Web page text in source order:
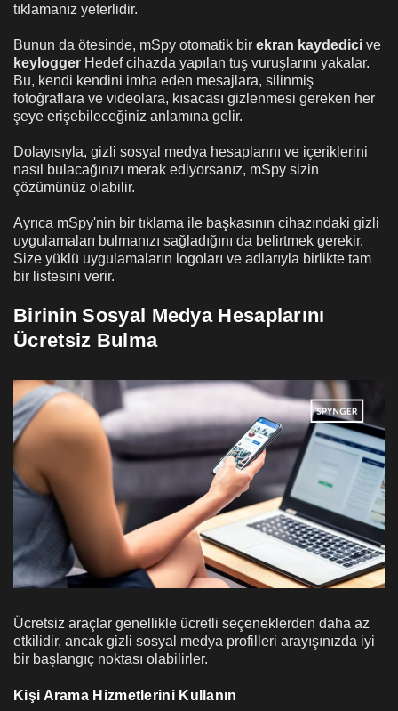
tıklamanız yeterlidir.
Bunun da ötesinde, mSpy otomatik bir ekran kaydedici ve
keylogger Hedef cihazda yapılan tuş vuruşlarını yakalar.
Bu, kendi kendini imha eden mesajlara, silinmiş
fotoğraflara ve videolara, kısacası gizlenmesi gereken her
şeye erişebileceğiniz anlamına gelir.
Dolayısıyla, gizli sosyal medya hesaplarını ve içeriklerini
nasıl bulacağınızı merak ediyorsanız, mSpy sizin
çözümünüz olabilir.
Ayrıca mSpy'nin bir tıklama ile başkasının cihazındaki gizli
uygulamaları bulmanızı sağladığını da belirtmek gerekir.
Size yüklü uygulamaların logoları ve adlarıyla birlikte tam
bir listesini verir.
Birinin Sosyal Medya Hesaplarını
Ücretsiz Bulma
Ücretsiz araçlar genellikle ücretli seçeneklerden daha az
etkilidir, ancak gizli sosyal medya profilleri arayışınızda iyi
bir başlangıç noktası olabilirler.
Kişi Arama Hizmetlerini Kullanın